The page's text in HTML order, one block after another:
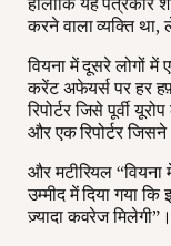
करने वाला व्यक्ति
वियना में दूसरे लोगों
करेंट अफेयर्स पर हर
रिपोर्टर जिसे पूर्वी
और एक रिपोर्टर
और मटीरियल
उम्मीद में दिया गया
ज़्यादा कवरेज मिलेगी”।